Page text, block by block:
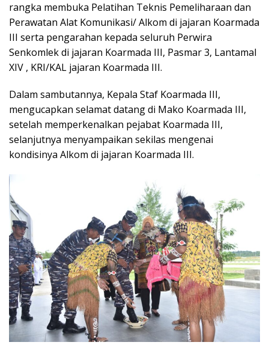
rangka membuka Pelatihan Teknis Pemeliharaan dan
Perawatan Alat Komunikasi/ Alkom di jajaran Koarmada
III serta pengarahan kepada seluruh Perwira
Senkomlek di jajaran Koarmada III, Pasmar 3, Lantamal
XIV , KRI/KAL jajaran Koarmada III.
Dalam sambutannya, Kepala Staf Koarmada III,
mengucapkan selamat datang di Mako Koarmada III,
setelah memperkenalkan pejabat Koarmada III,
selanjutnya menyampaikan sekilas mengenai
kondisinya Alkom di jajaran Koarmada III.